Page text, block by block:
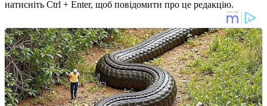
натисніть Ctrl + Enter, щоб повідомити про це редакцію.